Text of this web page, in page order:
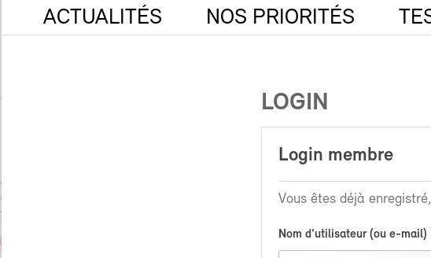
ACTUALITÉS NOS PRIORITÉS
LOGIN
Login membre
Vous êtes déjà
Nom d'utilisateur (ou e-mail)